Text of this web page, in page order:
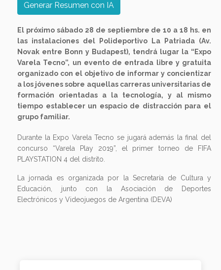
Generar Resumen con IA
El próximo sábado 28 de septiembre de 10 a 18 hs. en
las instalaciones del Polideportivo La Patriada (Av.
Novak entre Bonn y Budapest), tendrá lugar la “Expo
Varela Tecno”, un evento de entrada libre y gratuita
organizado con el objetivo de informar y concientizar
a los jóvenes sobre aquellas carreras universitarias de
formación orientadas a la tecnología, y al mismo
tiempo establecer un espacio de distracción para el
grupo familiar.
Durante la Expo Varela Tecno se jugará además la final del
concurso “Varela Play 2019”, el primer torneo de FIFA
PLAYSTATION 4 del distrito.
La jornada es organizada por la Secretaría de Cultura y
Educación, junto con la Asociación de Deportes
Electrónicos y Videojuegos de Argentina (DEVA)